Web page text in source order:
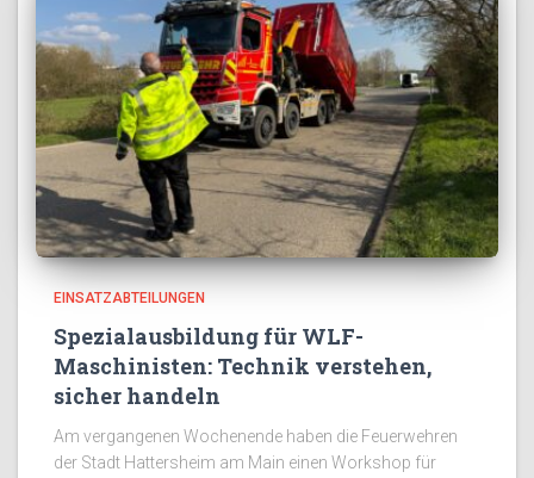
EINSATZABTEILUNGEN
Spezialausbildung für WLF-
Maschinisten: Technik verstehen,
sicher handeln
Am vergangenen Wochenende haben die Feuerwehren
der Stadt Hattersheim am Main einen Workshop für